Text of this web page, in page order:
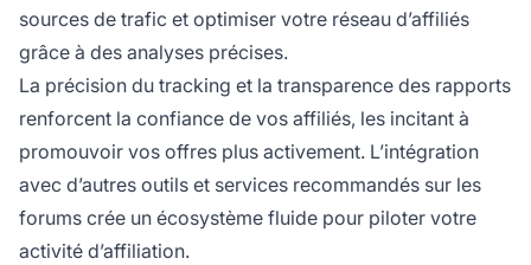
sources de trafic et optimiser votre réseau d’affiliés
grâce à des analyses précises.
La précision du tracking et la transparence des rapports
renforcent la confiance de vos affiliés, les incitant à
promouvoir vos offres plus activement. L’intégration
avec d’autres outils et services recommandés sur les
forums crée un écosystème fluide pour piloter votre
activité d’affiliation.